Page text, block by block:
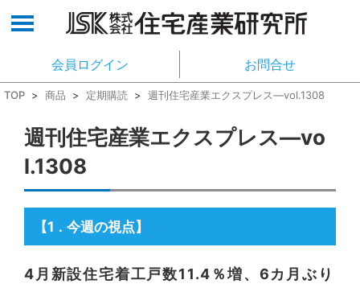
会員ログイン お問合せ
TOP > 商品 > 定期購読 > 週刊住宅産業エクスプレス―vol.1308
週刊住宅産業エクスプレス―vo
l.1308
【1 ． 今週の視点】
4月新設住宅着工戸数11.4％増、6カ月ぶり